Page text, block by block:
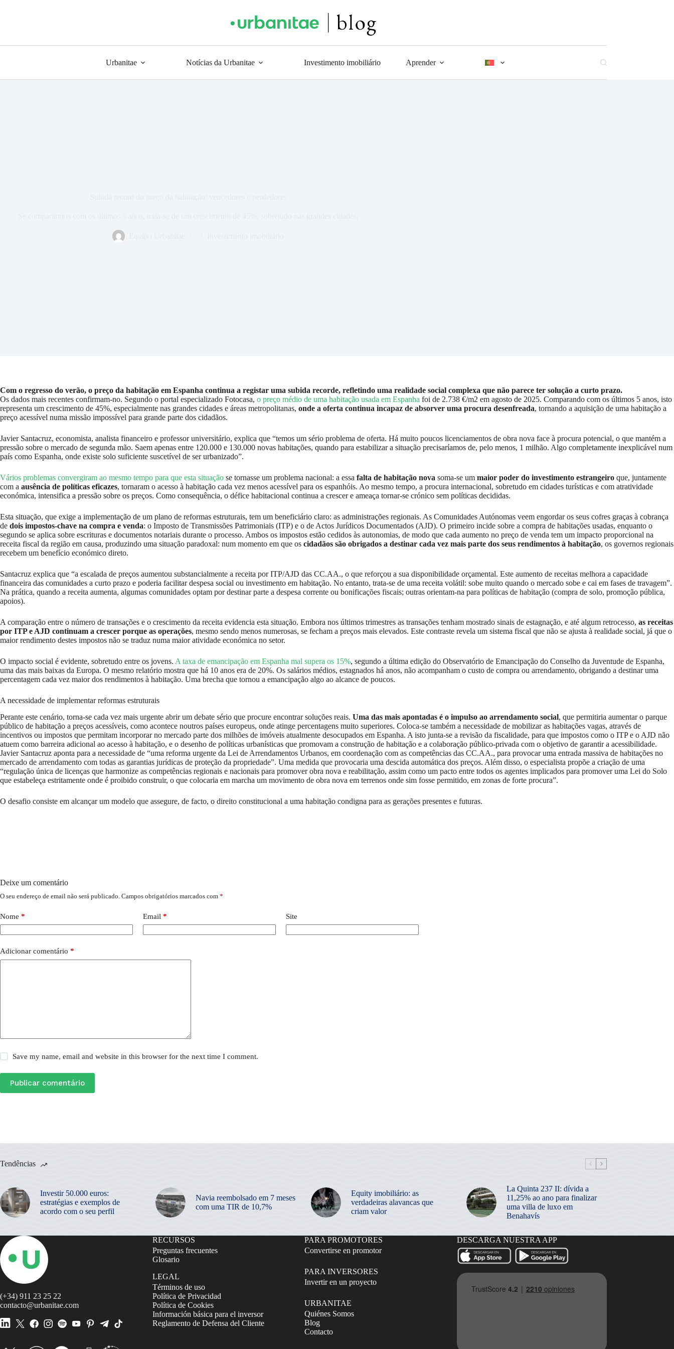
Urbanitae Notícias da Urbanitae Investimento imobiliário Aprender
Com o regresso do verão, o preço da habitação em Espanha continua a registar uma subida recorde, refletindo uma realidade social complexa que não parece ter solução a curto prazo.
Os dados mais recentes confirmam-no. Segundo o portal especializado Fotocasa, o preço médio de uma habitação usada em Espanha foi de 2.738 €/m2 em agosto de 2025. Comparando com os últimos 5 anos, isto
representa um crescimento de 45%, especialmente nas grandes cidades e áreas metropolitanas, onde a oferta continua incapaz de absorver uma procura desenfreada, tornando a aquisição de uma habitação a
preço acessível numa missão impossível para grande parte dos cidadãos.
Javier Santacruz, economista, analista financeiro e professor universitário, explica que “temos um sério problema de oferta. Há muito poucos licenciamentos de obra nova face à procura potencial, o que mantém a
pressão sobre o mercado de segunda mão. Saem apenas entre 120.000 e 130.000 novas habitações, quando para estabilizar a situação precisaríamos de, pelo menos, 1 milhão. Algo completamente inexplicável num
país como Espanha, onde existe solo suficiente suscetível de ser urbanizado”.
Vários problemas convergiram ao mesmo tempo para que esta situação se tornasse um problema nacional: a essa falta de habitação nova soma-se um maior poder do investimento estrangeiro que, juntamente
com a ausência de políticas eficazes, tornaram o acesso à habitação cada vez menos acessível para os espanhóis. Ao mesmo tempo, a procura internacional, sobretudo em cidades turísticas e com atratividade
económica, intensifica a pressão sobre os preços. Como consequência, o défice habitacional continua a crescer e ameaça tornar-se crónico sem políticas decididas.
Esta situação, que exige a implementação de um plano de reformas estruturais, tem um beneficiário claro: as administrações regionais. As Comunidades Autónomas veem engordar os seus cofres graças à cobrança
de dois impostos-chave na compra e venda: o Imposto de Transmissões Patrimoniais (ITP) e o de Actos Jurídicos Documentados (AJD). O primeiro incide sobre a compra de habitações usadas, enquanto o
segundo se aplica sobre escrituras e documentos notariais durante o processo. Ambos os impostos estão cedidos às autonomias, de modo que cada aumento no preço de venda tem um impacto proporcional na
receita fiscal da região em causa, produzindo uma situação paradoxal: num momento em que os cidadãos são obrigados a destinar cada vez mais parte dos seus rendimentos à habitação, os governos regionais
recebem um benefício económico direto.
Santacruz explica que “a escalada de preços aumentou substancialmente a receita por ITP/AJD das CC.AA., o que reforçou a sua disponibilidade orçamental. Este aumento de receitas melhora a capacidade
financeira das comunidades a curto prazo e poderia facilitar despesa social ou investimento em habitação. No entanto, trata-se de uma receita volátil: sobe muito quando o mercado sobe e cai em fases de travagem”.
Na prática, quando a receita aumenta, algumas comunidades optam por destinar parte a despesa corrente ou bonificações fiscais; outras orientam-na para políticas de habitação (compra de solo, promoção pública,
apoios).
A comparação entre o número de transações e o crescimento da receita evidencia esta situação. Embora nos últimos trimestres as transações tenham mostrado sinais de estagnação, e até algum retrocesso, as receitas
por ITP e AJD continuam a crescer porque as operações, mesmo sendo menos numerosas, se fecham a preços mais elevados. Este contraste revela um sistema fiscal que não se ajusta à realidade social, já que o
maior rendimento destes impostos não se traduz numa maior atividade económica no setor.
O impacto social é evidente, sobretudo entre os jovens. A taxa de emancipação em Espanha mal supera os 15%, segundo a última edição do Observatório de Emancipação do Conselho da Juventude de Espanha,
uma das mais baixas da Europa. O mesmo relatório mostra que há 10 anos era de 20%. Os salários médios, estagnados há anos, não acompanham o custo de compra ou arrendamento, obrigando a destinar uma
percentagem cada vez maior dos rendimentos à habitação. Uma brecha que tornou a emancipação algo ao alcance de poucos.
A necessidade de implementar reformas estruturais
Perante este cenário, torna-se cada vez mais urgente abrir um debate sério que procure encontrar soluções reais. Uma das mais apontadas é o impulso ao arrendamento social, que permitiria aumentar o parque
público de habitação a preços acessíveis, como acontece noutros países europeus, onde atinge percentagens muito superiores. Coloca-se também a necessidade de mobilizar as habitações vagas, através de
incentivos ou impostos que permitam incorporar no mercado parte dos milhões de imóveis atualmente desocupados em Espanha. A isto junta-se a revisão da fiscalidade, para que impostos como o ITP e o AJD não
atuem como barreira adicional ao acesso à habitação, e o desenho de políticas urbanísticas que promovam a construção de habitação e a colaboração público-privada com o objetivo de garantir a acessibilidade.
Javier Santacruz aponta para a necessidade de “uma reforma urgente da Lei de Arrendamentos Urbanos, em coordenação com as competências das CC.AA., para provocar uma entrada massiva de habitações no
mercado de arrendamento com todas as garantias jurídicas de proteção da propriedade”. Uma medida que provocaria uma descida automática dos preços. Além disso, o especialista propõe a criação de uma
“regulação única de licenças que harmonize as competências regionais e nacionais para promover obra nova e reabilitação, assim como um pacto entre todos os agentes implicados para promover uma Lei do Solo
que estabeleça estritamente onde é proibido construir, o que colocaria em marcha um movimento de obra nova em terrenos onde sim fosse permitido, em zonas de forte procura”.
O desafio consiste em alcançar um modelo que assegure, de facto, o direito constitucional a uma habitação condigna para as gerações presentes e futuras.
Deixe um comentário
O seu endereço de email não será publicado. Campos obrigatórios marcados com *
Nome * Email * Site
Adicionar comentário *
Save my name, email and website in this browser for the next time I comment.
Publicar comentário
Tendências
Investir 50.000 euros:
estratégias e exemplos de
acordo com o seu perfil
Navia reembolsado em 7 meses
com uma TIR de 10,7%
Equity imobiliário: as
verdadeiras alavancas que
criam valor
La Quinta 237 II: dívida a
11,25% ao ano para finalizar
uma villa de luxo em
Benahavís
(+34) 911 23 25 22
contacto@urbanitae.com
RECURSOS
Preguntas frecuentes
Glosario
LEGAL
Términos de uso
Política de Privacidad
Política de Cookies
Información básica para el inversor
Reglamento de Defensa del Cliente
PARA PROMOTORES
Convertirse en promotor
PARA INVERSORES
Invertir en un proyecto
URBANITAE
Quiénes Somos
Blog
Contacto
DESCARGA NUESTRA APP